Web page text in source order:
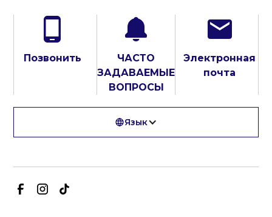
Позвонить
ЧАСТО
ЗАДАВАЕМЫЕ
ВОПРОСЫ
Электронная
почта
Язык